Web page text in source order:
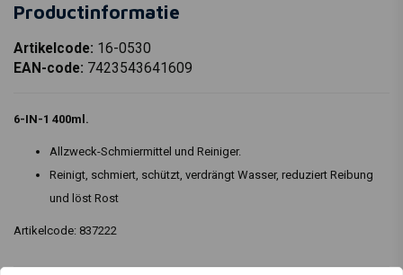
Productinformatie
Artikelcode: 16-0530
EAN-code: 7423543641609
6-IN-1 400ml.
Allzweck-Schmiermittel und Reiniger.
Reinigt, schmiert, schützt, verdrängt Wasser, reduziert Reibung
und löst Rost
Artikelcode: 837222